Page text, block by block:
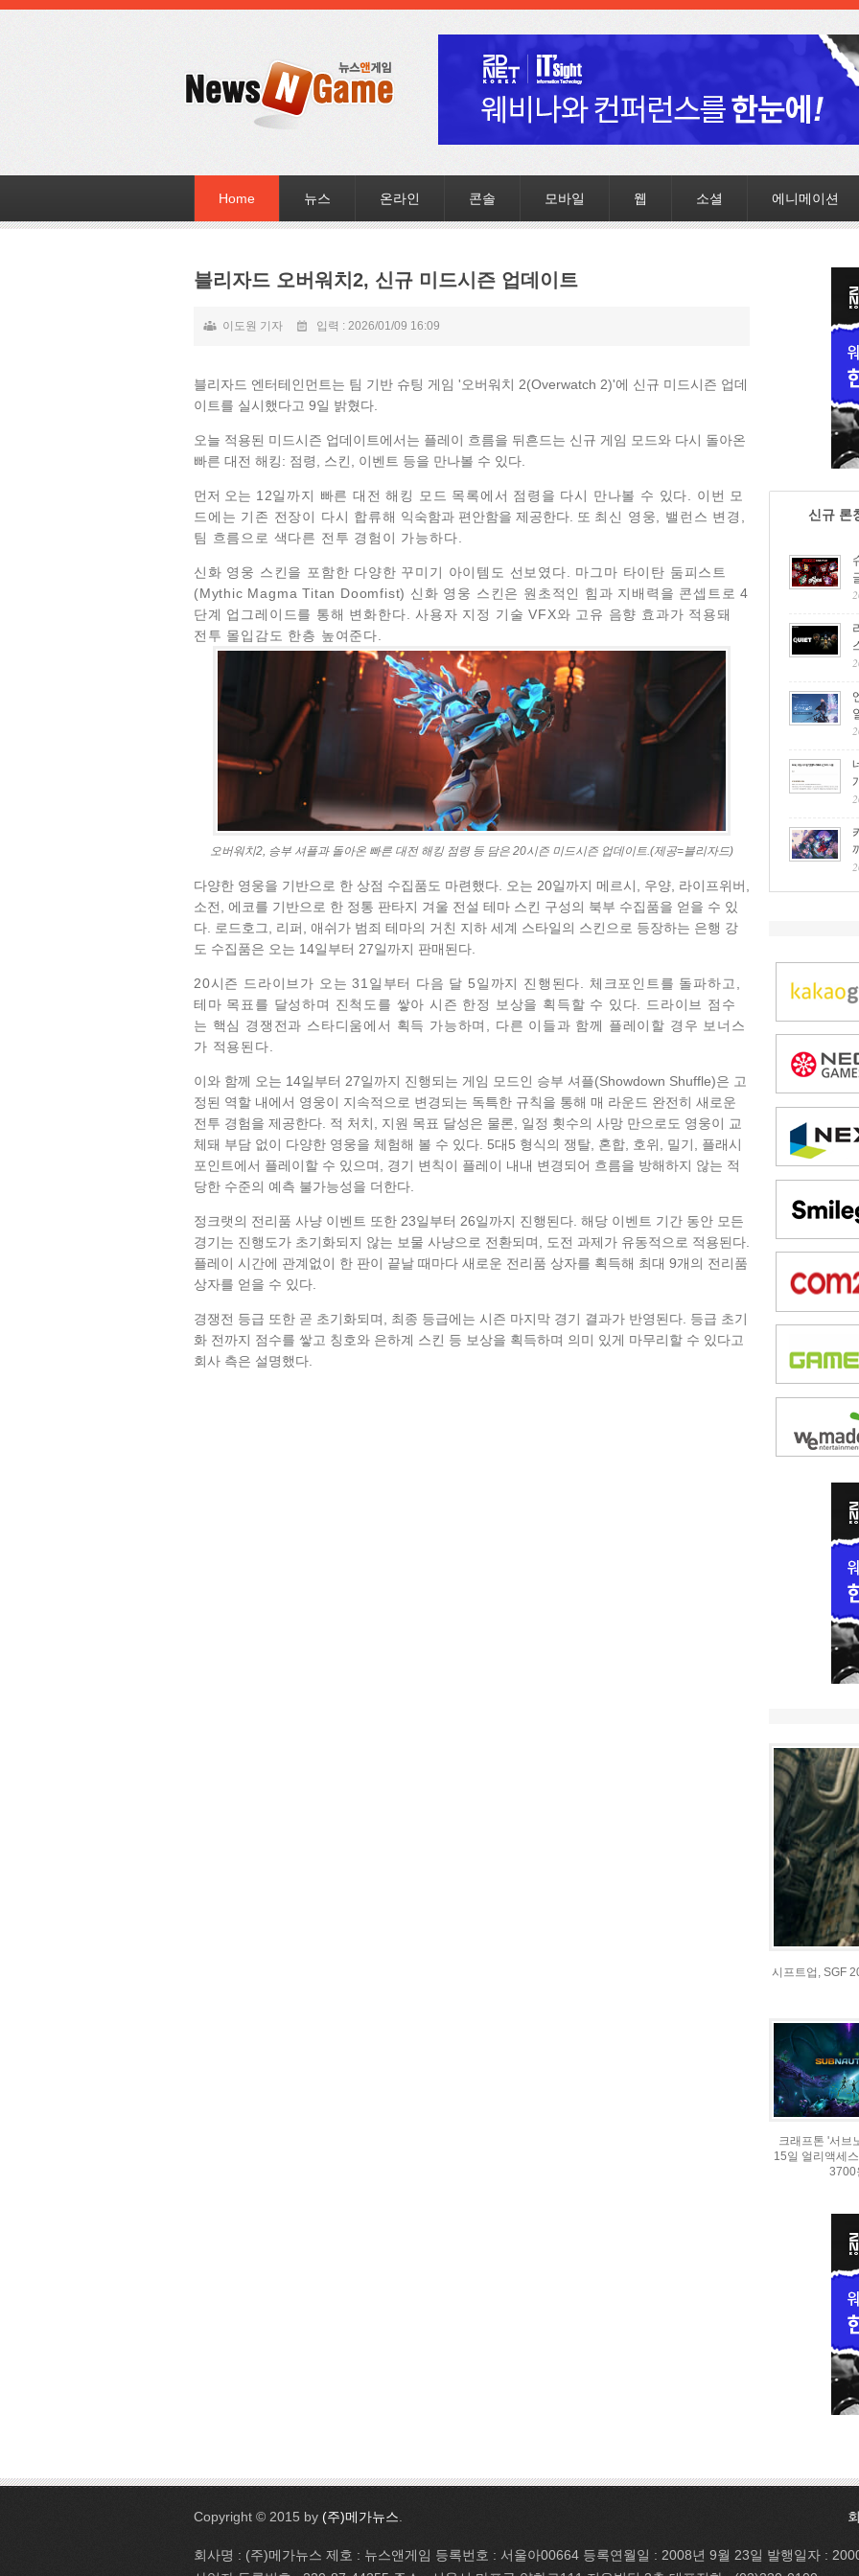
Home 뉴스 온라인 콘솔 모바일 웹 소셜 에니메이션
블리자드 오버워치2, 신규 미드시즌 업데이트
이도원 기자 입력 : 2026/01/09 16:09
블리자드 엔터테인먼트는 팀 기반 슈팅 게임 '오버워치 2(Overwatch 2)'에 신규 미드시즌 업데
이트를 실시했다고 9일 밝혔다.
오늘 적용된 미드시즌 업데이트에서는 플레이 흐름을 뒤흔드는 신규 게임 모드와 다시 돌아온
빠른 대전 해킹: 점령, 스킨, 이벤트 등을 만나볼 수 있다.
먼저 오는 12일까지 빠른 대전 해킹 모드 목록에서 점령을 다시 만나볼 수 있다. 이번 모
드에는 기존 전장이 다시 합류해 익숙함과 편안함을 제공한다. 또 최신 영웅, 밸런스 변경,
팀 흐름으로 색다른 전투 경험이 가능하다.
신화 영웅 스킨을 포함한 다양한 꾸미기 아이템도 선보였다
마그마 타이탄 둠피스트
(Mythic Magma Titan Doomfist) 신화 영웅 스킨은 원초적인 힘과 지배력을 콘셉트로 4
단계 업그레이드를 통해 변화한다. 사용자 지정 기술 VFX와 고유 음향 효과가 적용돼
전투 몰입감도 한층 높여준다.
오버워치2, 승부 셔플과 돌아온 빠른 대전 해킹 점령 등 담은 20시즌 미드시즌 업데이트.(제공=블리자드)
다양한 영웅을 기반으로 한 상점 수집품도 마련했다. 오는 20일까지 메르시, 우양, 라이프위버,
소전, 에코를 기반으로 한 정통 판타지 겨울 전설 테마 스킨 구성의 북부 수집품을 얻을 수 있
다. 로드호그, 리퍼, 애쉬가 범죄 테마의 거친 지하 세계 스타일의 스킨으로 등장하는 은행 강
도 수집품은 오는 14일부터 27일까지 판매된다.
20시즌 드라이브가 오는31일부터 다음 달 5일까지 진행된다. 체크포인트를 돌파하고,
테마 목표를 달성하며 진척도를 쌓아 시즌 한정 보상을 획득할 수 있다. 드라이브 점수
는 핵심 경쟁전과 스타디움에서 획득 가능하며, 다른 이들과 함께 플레이할 경우 보너스
가 적용된다.
이와 함께 오는 14일부터 27일까지 진행되는 게임 모드인 승부 셔플(Showdown Shuffle)은 고
정된 역할 내에서 영웅이 지속적으로 변경되는 독특한 규칙을 통해 매 라운드 완전히 새로운
전투 경험을 제공한다. 적 처치, 지원 목표 달성은 물론, 일정 횟수의 사망 만으로도 영웅이 교
체돼 부담 없이 다양한 영웅을 체험해 볼 수 있다. 5대5 형식의 쟁탈, 혼합, 호위, 밀기, 플래시
포인트에서 플레이할 수 있으며, 경기 변칙이 플레이 내내 변경되어 흐름을 방해하지 않는 적
당한 수준의 예측 불가능성을 더한다.
정크랫의 전리품 사냥 이벤트 또한 23일부터 26일까지 진행된다. 해당 이벤트 기간 동안 모든
경기는 진행도가 초기화되지 않는 보물 사냥으로 전환되며, 도전 과제가 유동적으로 적용된다.
플레이 시간에 관계없이 한 판이 끝날 때마다 새로운 전리품 상자를 획득해 최대 9개의 전리품
상자를 얻을 수 있다.
경쟁전 등급 또한 곧 초기화되며, 최종 등급에는 시즌 마지막 경기 결과가 반영된다. 등급 초기
화 전까지 점수를 쌓고 칭호와 은하계 스킨 등 보상을 획득하며 의미 있게 마무리할 수 있다고
회사 측은 설명했다.
신규 론
시프트업, SGF
크래프톤 '서브
15일 얼리액세
3700
Copyright © 2015 by (주)메가뉴스
회사명 : (주)메가뉴스 제호 : 뉴스앤게임 등록번호 : 서울아00664 등록연월일 : 2008년 9월 23일 발행일자 :